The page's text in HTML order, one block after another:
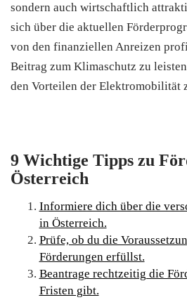
sondern auch wirtschaftlich
sich über die aktuellen
von den finanziellen Anreizen
Beitrag zum Klimaschutz zu
den Vorteilen der Elektromobilität
9 Wichtige Tipps zu
Österreich
Informiere dich über die
in Österreich.
Prüfe, ob du die
Förderungen erfüllst.
Beantrage rechtzeitig die
Fristen gibt.